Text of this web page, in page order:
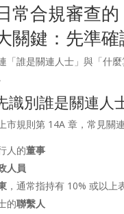
常合規審查
關鍵：先準
「誰是關連人士」與「什
識別誰是關連人
市規則第 14A 章，常見關
人的董事
人員
，通常指持有 10% 或以上
的聯繫人